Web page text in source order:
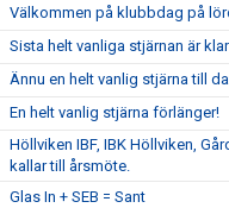
Välkommen på klubbdag på
Sista helt vanliga stjärnan är
Ännu en helt vanlig stjärna till
En helt vanlig stjärna förlänger!
Höllviken IBF, IBK Höllviken,
kallar till årsmöte.
Glas In + SEB = Sant